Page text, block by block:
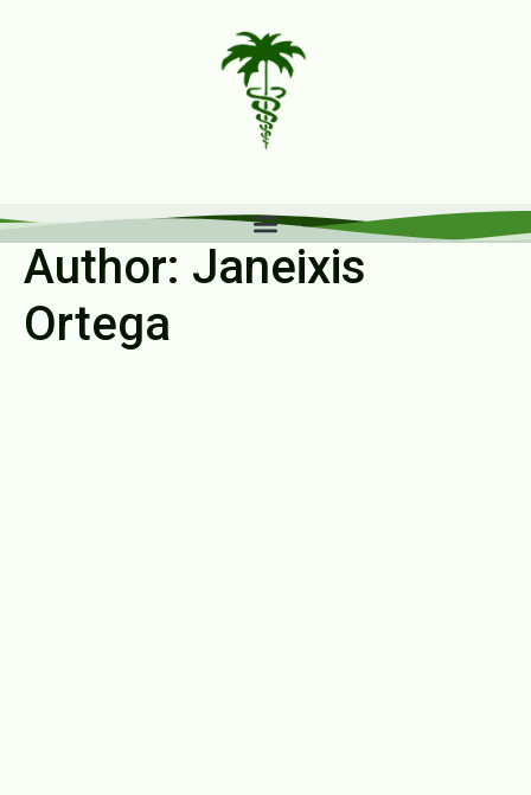
Author: Janeixis
Ortega